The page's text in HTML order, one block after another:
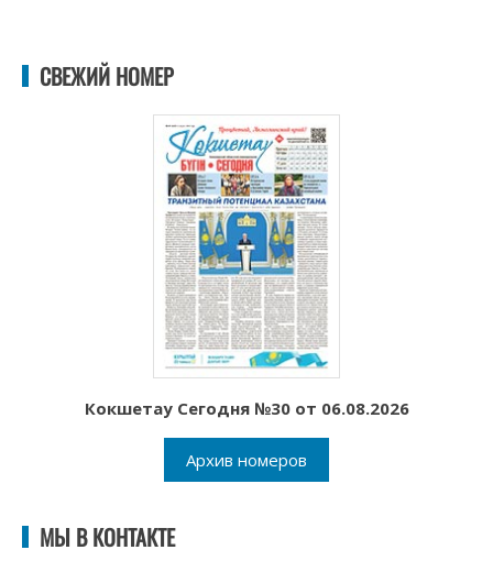
СВЕЖИЙ НОМЕР
Кокшетау Сегодня №30 от 06.08.2026
Архив номеров
МЫ В КОНТАКТЕ